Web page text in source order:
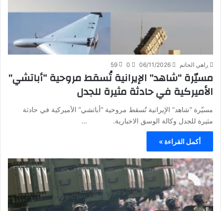
راهي الحاتم 06/11/2026
0
59
مسيّرة “شاهد” الإيرانية تُسقط مروحية “أباتشي”
الأميركية في حادثة مثيرة للجدل
مسيّرة “شاهد” الإيرانية تُسقط مروحية “أباتشي” الأميركية في حادثة
مثيرة للجدل وكالة الوسق الاخبارية. …
أكمل القراءة »